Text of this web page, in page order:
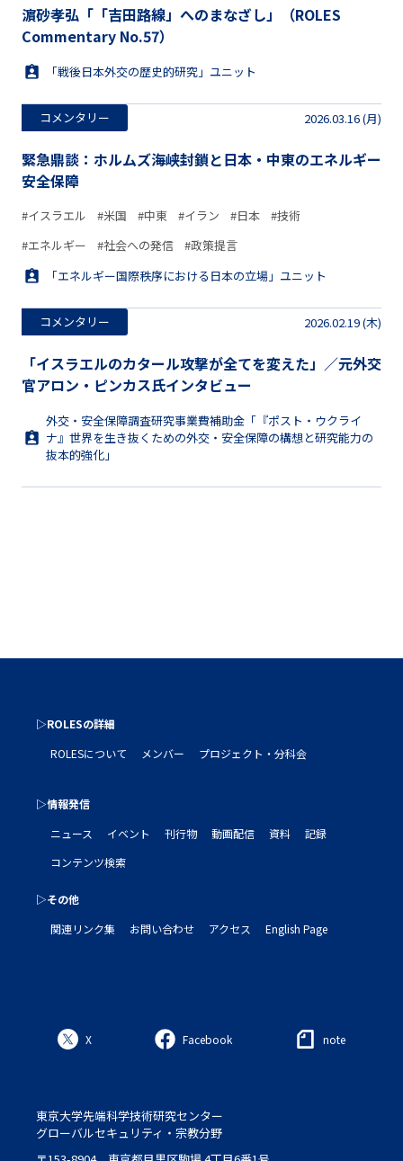
濵砂孝弘「「吉田路線」へのまなざし」（ROLES
Commentary No.57）
「戦後日本外交の歴史的研究」ユニット
コメンタリー 2026.03.16 (月)
緊急鼎談：ホルムズ海峡封鎖と日本・中東のエネルギー
安全保障
#イスラエル #米国 #中東 #イラン #日本
#技術
#エネルギー
#社会への発信
#政策提言
「エネルギー国際秩序における日本の立場」ユニット
コメンタリー 2026.02.19 (木)
「イスラエルのカタール攻撃が全てを変えた」／元外交
官アロン・ピンカス氏インタビュー
外交・安全保障調査研究事業費補助金「『ポスト・ウクライ
ナ』世界を生き抜くための外交・安全保障の構想と研究能力の
抜本的強化」
▷ROLESの詳細
ROLESについて
メンバー プロジェクト・分科会
▷情報発信
ニュース
イベント 刊行物 動画配信 資料
記録
コンテンツ検索
▷その他
関連リンク集
お問い合わせ アクセス English Page
X Facebook note
東京大学先端科学技術研究センター
グローバルセキュリティ・宗教分野